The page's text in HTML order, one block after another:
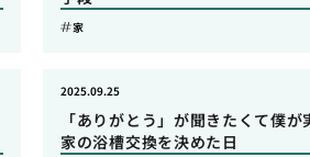
家
「ありがとう」が聞きたくて僕が
家の浴槽交換を決めた日
2025.09.25